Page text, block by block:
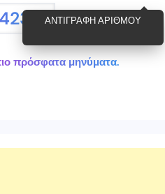
ΑΝΤΙΓΡΑΦΉ ΑΡΙΘΜΟΎ
πρόσφατα μηνύματα.